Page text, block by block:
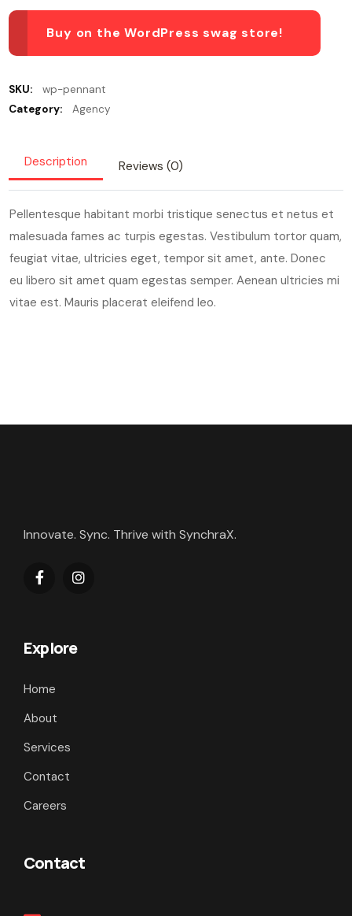
Buy on the WordPress swag store!
SKU:
wp-pennant
Category:
Agency
Description Reviews (0)
Pellentesque habitant morbi tristique senectus et netus et
malesuada fames ac turpis egestas. Vestibulum tortor quam,
feugiat vitae, ultricies eget, tempor sit amet, ante. Donec
eu libero sit amet quam egestas semper. Aenean ultricies mi
vitae est. Mauris placerat eleifend leo.
Innovate. Sync. Thrive with SynchraX.
Explore
Home
About
Services
Contact
Careers
Contact